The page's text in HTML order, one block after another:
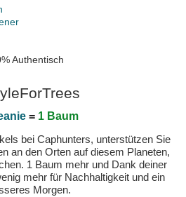
Authentisch
= 1 Baum
bei Caphunters, unterstützen Sie
an den Orten auf diesem Planeten,
1 Baum mehr und Dank deiner
mehr für Nachhaltigkeit und ein
Morgen.